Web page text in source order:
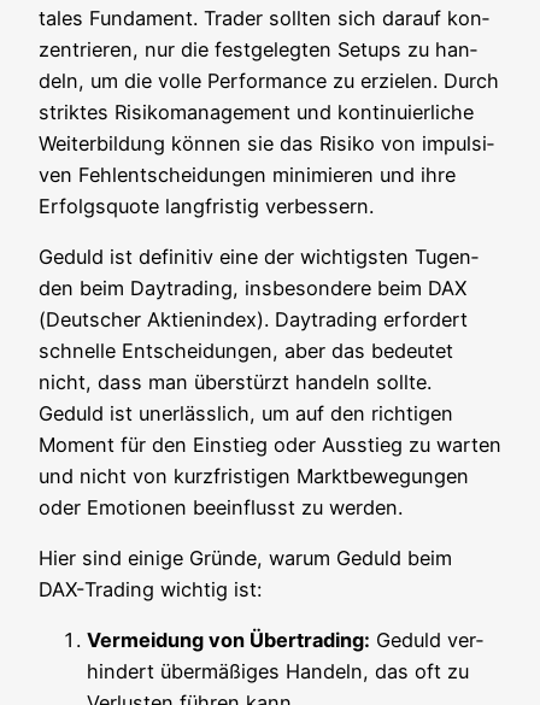
ta­les Fun­da­ment. Trader soll­ten sich dar­auf kon­
zen­trie­ren, nur die fest­ge­leg­ten Set­ups zu han­
deln, um die vol­le Per­for­mance zu erzie­len. Durch
strik­tes Risi­ko­ma­nage­ment und kon­ti­nu­ier­li­che
Wei­ter­bil­dung kön­nen sie das Risi­ko von impul­si­
ven Fehl­ent­schei­dun­gen mini­mie­ren und ihre
Erfolgs­quo­te lang­fris­tig verbessern.
Geduld ist defi­ni­tiv eine der wich­tigs­ten Tugen­
den beim Day­tra­ding, ins­be­son­de­re beim DAX
(Deut­scher Akti­en­in­dex). Day­tra­ding erfor­dert
schnel­le Ent­schei­dun­gen, aber das bedeu­tet
nicht, dass man über­stürzt han­deln soll­te.
Geduld ist uner­läss­lich, um auf den rich­ti­gen
Moment für den Ein­stieg oder Aus­stieg zu war­ten
und nicht von kurz­fris­ti­gen Markt­be­we­gun­gen
oder Emo­tio­nen beein­flusst zu werden.
Hier sind eini­ge Grün­de, war­um Geduld beim
DAX-Tra­ding wich­tig ist:
Ver­mei­dung von Über­tra­ding: Geduld ver­
hin­dert über­mä­ßi­ges Han­deln, das oft zu